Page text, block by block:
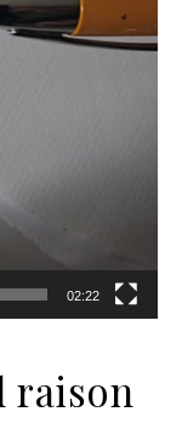
02:22
raison